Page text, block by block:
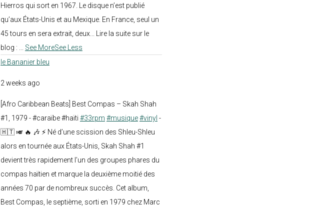
Hierros qui sort en 1967. Le disque n’est publié
qu’aux États-Unis et au Mexique. En France, seul un
45 tours en sera extrait, deux... Lire la suite sur le
blog :
See MoreSee Less
le Bananier bleu
2 weeks ago
[Afro Caribbean Beats] Best Compas – Skah Shah
#1, 1979 - #caraïbe #haïti #33rpm #musique#vinyl -
🇭🇹 🎺 🔥 🎶 ⚡ Né d’une scission des Shleu-Shleu
alors en tournée aux États-Unis, Skah Shah #1
devient très rapidement l’un des groupes phares du
compas haïtien et marque la deuxième moitié des
années 70 par de nombreux succès. Cet album,
Best Compas, le septième, sorti en 1979 chez Marc